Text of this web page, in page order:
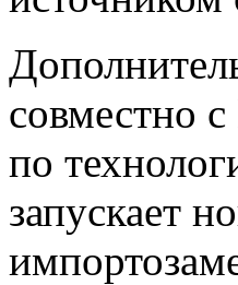
совместно
по
запускает